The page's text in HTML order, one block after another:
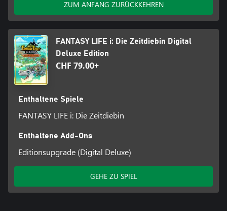
Darüberhinaus ermöglicht eine Zwei-Spieler-Funktion, auch ohne
eine Internetverbindung gemeinsam Abenteuer zu erleben – ihr
ZUM ANFANG ZURÜCKKEHREN
FANTASY LIFE i: Die Zeitdiebin Digital
Deluxe Edition
CHF 79.00+
Enthaltene Spiele
FANTASY LIFE i: Die Zeitdiebin
Enthaltene Add-Ons
Editionsupgrade (Digital Deluxe)
GEHE ZU SPIEL